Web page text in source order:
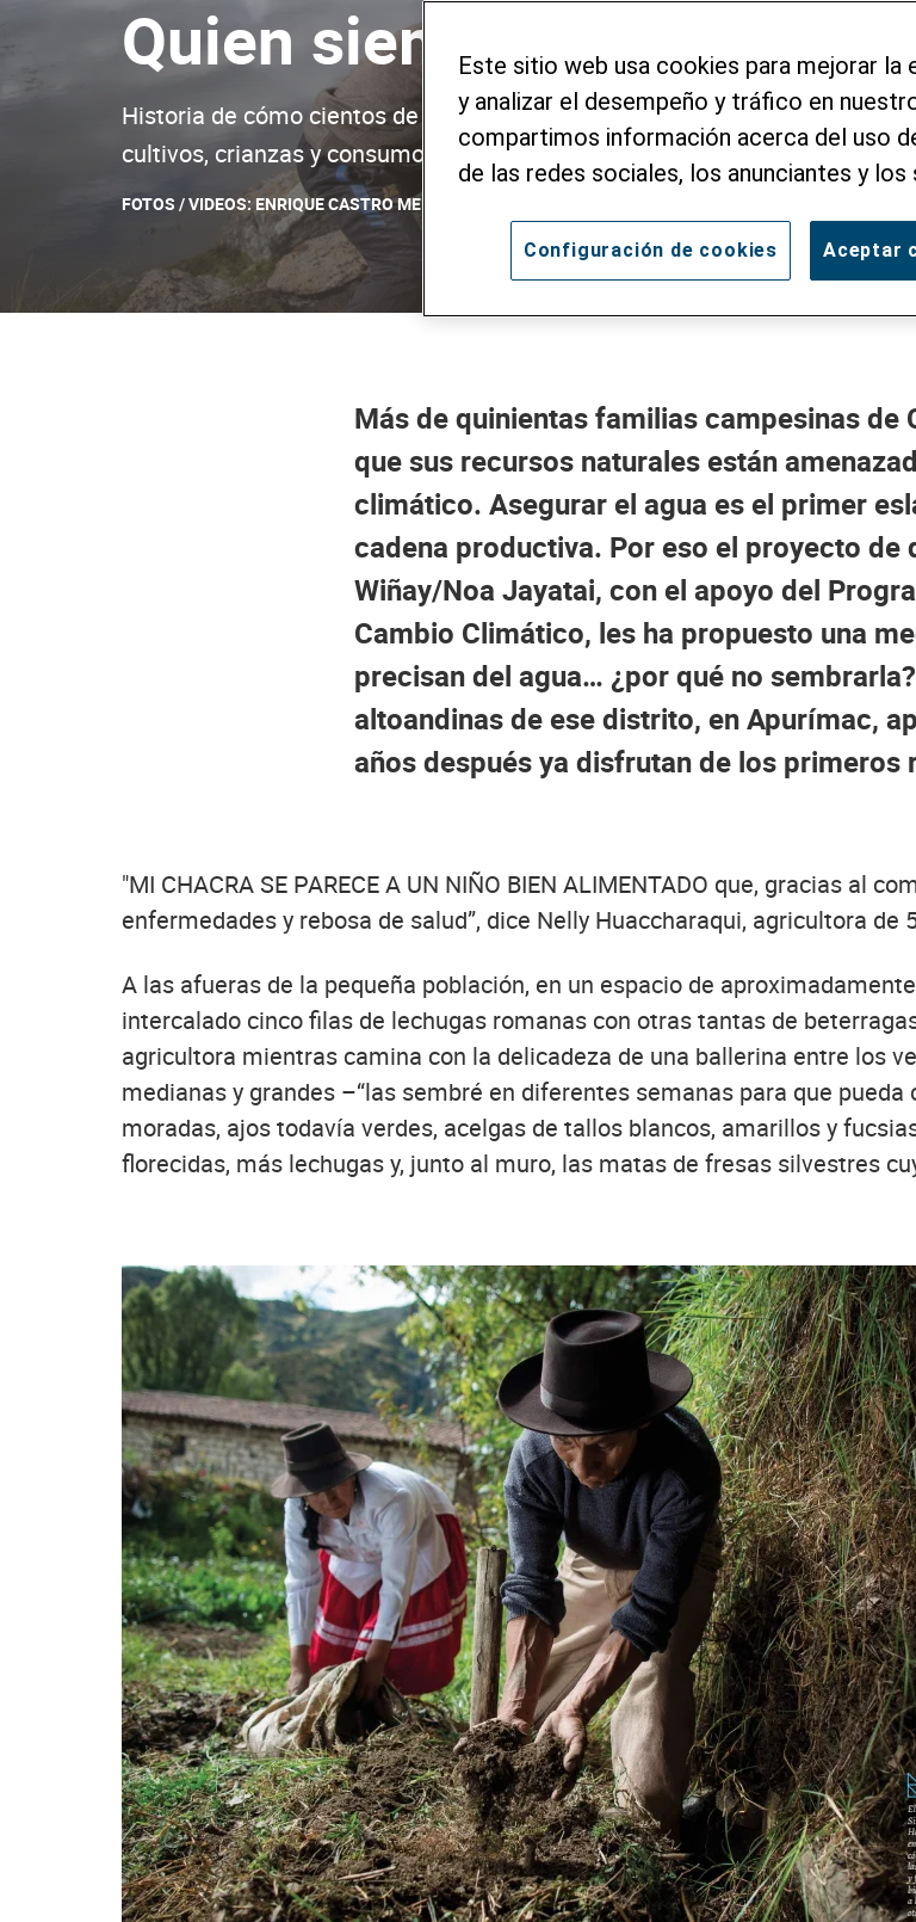
Quien siembra agua,
Historia de cómo cientos de familias aseguraron el agua para sus
cultivos, crianzas y consumo
FOTOS / VIDEOS: ENRIQUE CASTRO MENDIVIL
Más de quinientas familias campesinas de
que sus recursos naturales están
climático. Asegurar el agua es el primer
cadena productiva. Por eso el proyecto de
Wiñay/Noa Jayatai, con el apoyo del
Cambio Climático, les ha propuesto una
precisan del agua… ¿por qué no
altoandinas de ese distrito, en Apurímac,
años después ya disfrutan de los primeros
"MI CHACRA SE PARECE A UN NIÑO BIEN ALIMENTADO que, gracias al
enfermedades y rebosa de salud”, dice Nelly Huaccharaqui, agricultora
A las afueras de la pequeña población, en un espacio de
intercalado cinco filas de lechugas romanas con otras tantas de
agricultora mientras camina con la delicadeza de una ballerina entre los
medianas y grandes –“las sembré en diferentes semanas para que
moradas, ajos todavía verdes, acelgas de tallos blancos, amarillos y
florecidas, más lechugas y, junto al muro, las matas de fresas silvestres
Este sitio web usa cookies para mejorar la
y analizar el desempeño y tráfico en
compartimos información acerca del uso
de las redes sociales, los anunciantes y
Aceptar
Configuración de cookies